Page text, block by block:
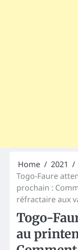
Home 2021
Togo-Faure
prochain :
réfractaire aux
Togo-
au